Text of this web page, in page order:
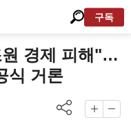
구독
원 경제 피해"…
식 거론